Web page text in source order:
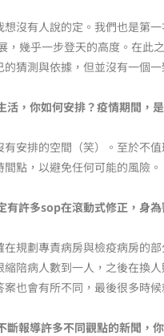
想沒有人說的定。我們也是第
，幾乎一步登天的高度。在此
猜測與依據，但並沒有一個一
活，你如何安排？疫情期間，
安排的空間（笑）。至於不
點，以避免任何可能的風險。
有許多sop在滾動式修正，身
規劃專責病房與檢疫病房的
陪病人數到一人，之後在換
也會有所不同，最後很多時
斷報導許多不同觀點的新聞，